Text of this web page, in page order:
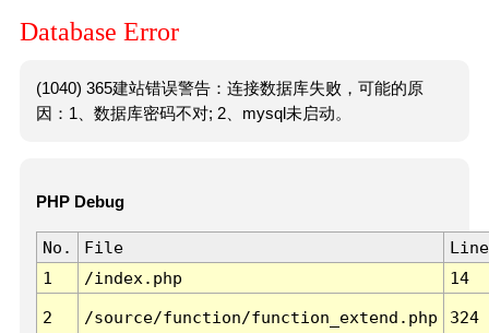
Database Error
(1040) 365建站错误警告：连接数据库失败，可能的原
因：1、数据库密码不对; 2、mysql未启动。
PHP Debug
No. File
Line
1
/index.php 14
2 /source/function/function_extend.php 324